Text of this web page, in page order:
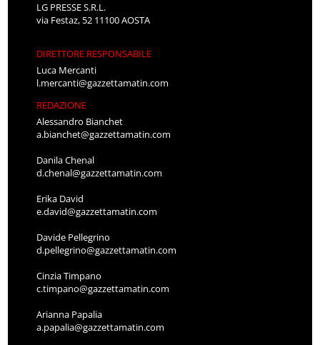
LG PRESSE S.R.L.
via Festaz, 52 11100 AOSTA
DIRETTORE RESPONSABILE
Luca Mercanti
l.mercanti@gazzettamatin.com
REDAZIONE
Alessandro Bianchet
a.bianchet@gazzettamatin.com
Danila Chenal
d.chenal@gazzettamatin.com
Erika David
e.david@gazzettamatin.com
Davide Pellegrino
d.pellegrino@gazzettamatin.com
Cinzia Timpano
c.timpano@gazzettamatin.com
Arianna Papalia
a.papalia@gazzettamatin.com